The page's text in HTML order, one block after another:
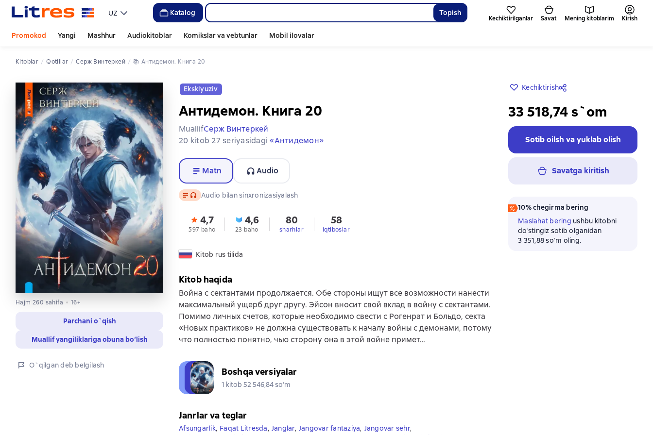
UZ Katalog Topish
Kechiktirilganlar Savat Mening kitoblarim Kirish
Promokod Yangi Mashhur Audiokitoblar Komikslar va vebtunlar Mobil ilovalar
Kitoblar qotillar Серж Винтеркей 📚 Антидемон. Книга 20
Hajm 260 sahifa 16+
Parchani o`qish
Muallif yangiliklariga obuna bo‘lish
O`qilgan deb belgilash
Eksklyuziv
Антидемон. Книга 20
MuallifСерж Винтеркей
20 kitob 27 seriyasidagi«Антидемон»
Matn Audio
Matn, audio format mavjud
Audio bilan sinxronizasiyalash
4,7
597 baho
4,6
23 baho
80
sharhlar
58
iqtiboslar
Kitob rus tilida
Kechiktirish
33 518,74 s`om
Sotib oilsh va yuklab olish
Savatga kiritish
10% chegirma bering
Maslahat bering ushbu kitobni
do'stingiz sotib olganidan
3 351,88 soʻm oling.
Kitob haqida
Война с сектантами продолжается. Обе стороны ищут все возможности нанести
максимальный ущерб друг другу. Эйсон вносит свой вклад в войну с сектантами.
Помимо личных счетов, которые необходимо свести с Рогенрат и Больдо, секта
«Новых практиков» не должна существовать к началу войны с демонами, потому
что полностью понятно, чью сторону она в этой войне примет…
Boshqa versiyalar
1 kitob 52 546,84 soʻm
Janrlar va teglar
Afsungarlik, Faqat Litresda, Janglar, Jangovar fantaziya, Jangovar sehr,